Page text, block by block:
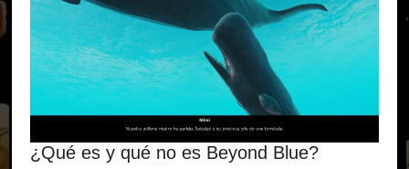
¿Qué es y qué no es Beyond Blue?